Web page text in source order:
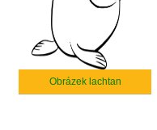
Obrázek lachtan